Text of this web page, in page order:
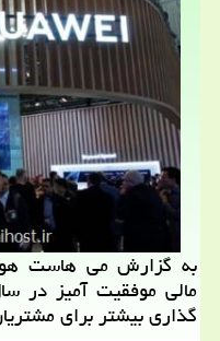
به گزارش می هاست
گذاری بیشتر برای